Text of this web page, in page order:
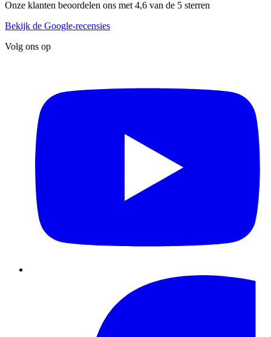
Onze klanten beoordelen ons met 4,6 van de 5 sterren
Bekijk de Google-recensies
Volg ons op